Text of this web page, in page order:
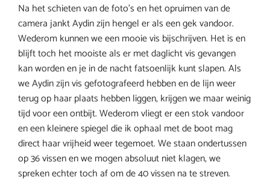
Na het schieten van de foto’s en het opruimen van de
camera jankt Aydin zijn hengel er als een gek vandoor.
Wederom kunnen we een mooie vis bijschrijven. Het is en
blijft toch het mooiste als er met daglicht vis gevangen
kan worden en je in de nacht fatsoenlijk kunt slapen. Als
we Aydin zijn vis gefotografeerd hebben en de lijn weer
terug op haar plaats hebben liggen, krijgen we maar weinig
tijd voor een ontbijt. Wederom vliegt er een stok vandoor
en een kleinere spiegel die ik ophaal met de boot mag
direct haar vrijheid weer tegemoet. We staan ondertussen
op 36 vissen en we mogen absoluut niet klagen, we
spreken echter toch af om de 40 vissen na te streven.